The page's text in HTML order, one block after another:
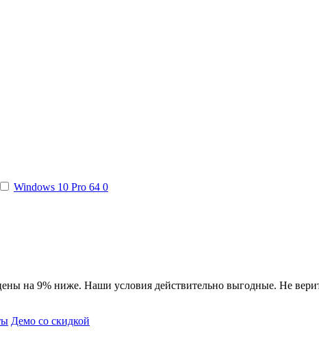
Windows 10 Pro 64 0
на 9% ниже. Наши условия действительно выгодные. Не
Демо со скидкой